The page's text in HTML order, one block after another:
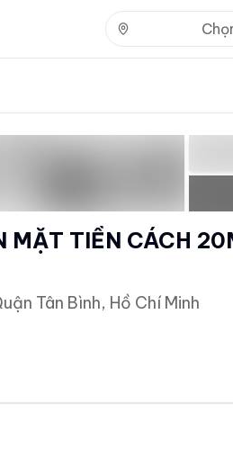
MẶT TIỀN CÁCH
Tân Bình, Hồ Chí Minh